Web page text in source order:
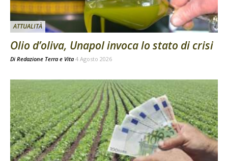
ATTUALITÀ
Olio d’oliva, Unapol invoca lo stato di crisi
Di Redazione Terra e Vita 4 Agosto 2026